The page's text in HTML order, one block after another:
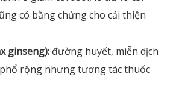
có bằng chứng cho cải thiện
ginseng): đường huyết, miễn dịch
rộng nhưng tương tác thuốc